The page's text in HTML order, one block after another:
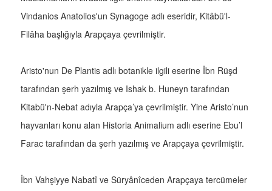
Vindanios Anatolios'un Synagoge adlı eseridir, Kitâbü'l-
Filâha başlığıyla Arapçaya çevrilmiştir.
Aristo'nun De Plantis adlı botanikle ilgili eserine İbn Rüşd
tarafından şerh yazılmış ve Ishak b. Huneyn tarafından
Kitabü'n-Nebat adıyla Arapça’ya çevrilmiştir. Yine Aristo’nun
hayvanları konu alan Historia Animalium adlı eserine Ebu’l
Farac tarafından da şerh yazılmış ve Arapçaya çevrilmiştir.
İbn Vahşiyye Nabatî ve Süryânîceden Arapçaya tercümeler